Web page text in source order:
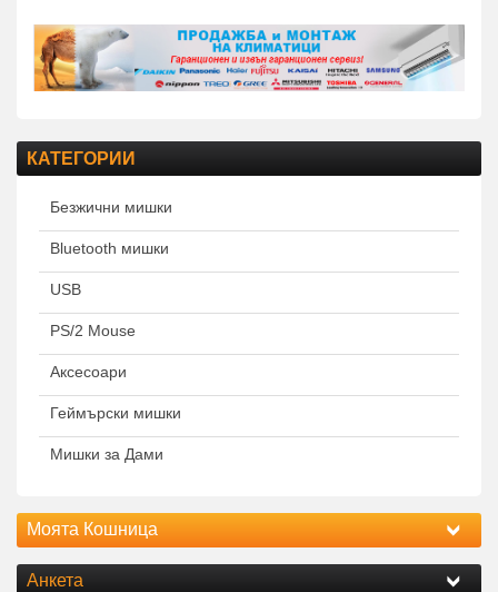
КАТЕГОРИИ
Безжични мишки
Bluetooth мишки
USB
PS/2 Mouse
Аксесоари
Геймърски мишки
Мишки за Дами
Моята Кошница
Анкета